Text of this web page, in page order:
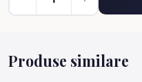
Produse similare